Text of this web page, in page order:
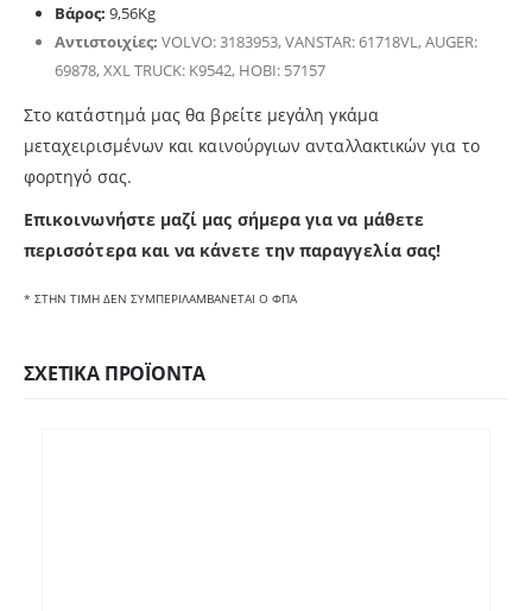
Βάρος: 9,56Kg
Αντιστοιχίες: VOLVO: 3183953, VANSTAR: 61718VL, AUGER:
69878, XXL TRUCK: K9542, HOBI: 57157
Στο κατάστημά μας θα βρείτε μεγάλη γκάμα
μεταχειρισμένων και καινούργιων ανταλλακτικών για το
φορτηγό σας.
Επικοινωνήστε μαζί μας σήμερα για να μάθετε
περισσότερα και να κάνετε την παραγγελία σας!
* ΣΤΗΝ ΤΙΜΗ ΔΕΝ ΣΥΜΠΕΡΙΛΑΜΒΑΝΕΤΑΙ Ο ΦΠΑ
ΣΧΕΤΙΚΆ ΠΡΟΪΌΝΤΑ